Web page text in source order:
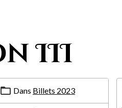
III
Dans Billets 2023